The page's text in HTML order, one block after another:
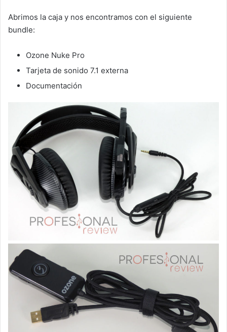
Abrimos la caja y nos encontramos con el siguiente
bundle:
Ozone Nuke Pro
Tarjeta de sonido 7.1 externa
Documentación